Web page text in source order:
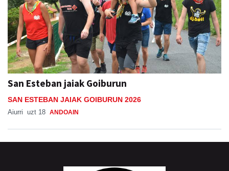
San Esteban jaiak Goiburun
SAN ESTEBAN JAIAK GOIBURUN 2026
Aiurri uzt 18 ANDOAIN